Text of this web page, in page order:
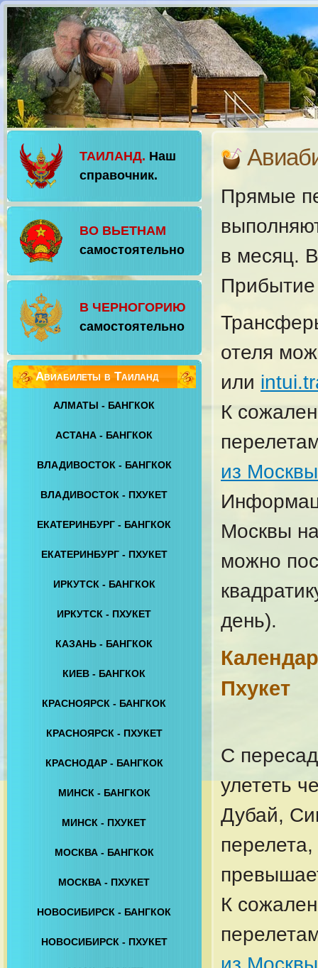
ТАИЛАНД. Наш
справочник.
ВО ВЬЕТНАМ
самостоятельно
В ЧЕРНОГОРИЮ
самостоятельно
Авиабилеты в Таиланд
АЛМАТЫ - БАНГКОК
АСТАНА - БАНГКОК
ВЛАДИВОСТОК - БАНГКОК
ВЛАДИВОСТОК - ПХУКЕТ
ЕКАТЕРИНБУРГ - БАНГКОК
ЕКАТЕРИНБУРГ - ПХУКЕТ
ИРКУТСК - БАНГКОК
ИРКУТСК - ПХУКЕТ
КАЗАНЬ - БАНГКОК
КИЕВ - БАНГКОК
КРАСНОЯРСК - БАНГКОК
КРАСНОЯРСК - ПХУКЕТ
КРАСНОДАР - БАНГКОК
МИНСК - БАНГКОК
МИНСК - ПХУКЕТ
МОСКВА - БАНГКОК
МОСКВА - ПХУКЕТ
НОВОСИБИРСК - БАНГКОК
НОВОСИБИРСК - ПХУКЕТ
Прямые
в месяц.
отеля
или
К
из
Москвы
можно
день).
Пхукет
С
улететь
Дубай,
К